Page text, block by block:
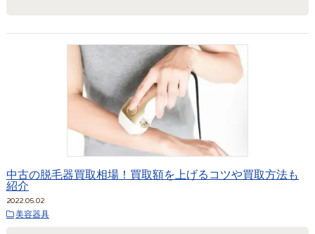
中古の脱毛器買取相場！買取額を上げるコツや買取方法も
紹介
2022.05.02
美容器具